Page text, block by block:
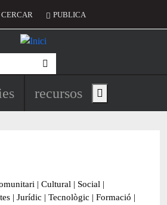
del compte d'usuari
CERCAR PUBLICA
principal de
recursos Show main menu
| Cultural | Social |
| Jurídic | Tecnològic | Formació |